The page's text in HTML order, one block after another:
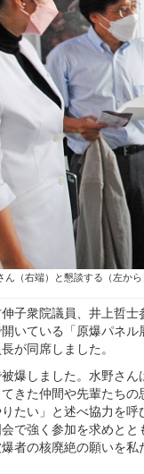
ん（右端）と懇談する（左か
子衆院議員、井上哲
いている「原爆パネ
が同席しました。
爆しました。水野さ
きた仲間や先輩たち
たい」と述べ協力を
で強く参加を求めと
者の核廃絶の願いを